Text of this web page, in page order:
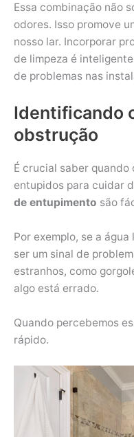
Essa combinação não
odores. Isso promove
nosso lar. Incorporar
de limpeza é
de problemas nas
Identificando
obstrução
É crucial saber
entupidos para cuidar
de entupimento são
Por exemplo, se a
ser um sinal de
estranhos, como
algo está errado.
Quando percebemos
rápido.